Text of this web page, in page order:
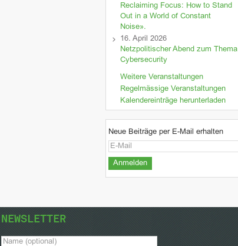
Reclaiming Focus: How to Stand
Out in a World of Constant
Noise».
16. April 2026
Netzpolitischer Abend zum Thema
Cybersecurity
Weitere Veranstaltungen
Regelmässige Veranstaltungen
Kalendereinträge herunterladen
Neue Beiträge per E-Mail erhalten
NEWSLETTER